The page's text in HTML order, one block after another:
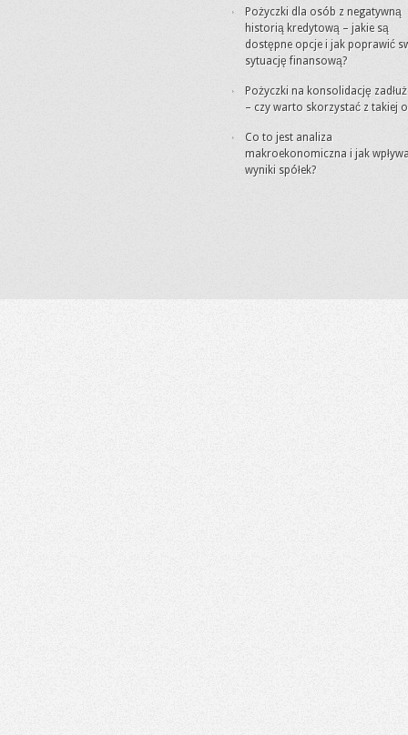
Pożyczki dla osób z negatywną
historią kredytową – jakie są
dostępne opcje i jak poprawić
sytuację finansową?
Pożyczki na konsolidację
– czy warto skorzystać z takiej
Co to jest analiza
makroekonomiczna i jak
wyniki spółek?